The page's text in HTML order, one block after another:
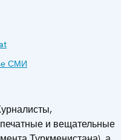
СМИ
и вещательные